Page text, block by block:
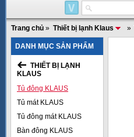
Trang chủ » Thiết bị lạnh Klaus »
DANH MỤC SẢN PHẨM
THIẾT BỊ LẠNH
KLAUS
Tủ đông KLAUS
Tủ mát KLAUS
Tủ đông mát KLAUS
Bàn đông KLAUS